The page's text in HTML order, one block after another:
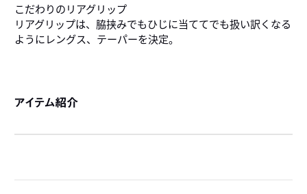
こだわりのリアグリップ
リアグリップは、脇挟みでもひじに当ててでも扱い訳くなる
ようにレングス、テーパーを決定。
アイテム紹介